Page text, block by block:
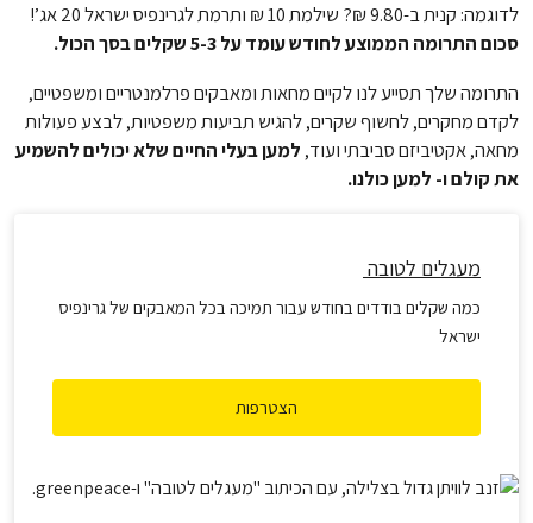
לדוגמה: קנית ב-9.80 ₪? שילמת 10 ₪ ותרמת לגרינפיס ישראל 20 אג’!
סכום התרומה הממוצע לחודש עומד על 5-3 שקלים בסך הכול.
התרומה שלך תסייע לנו לקיים מחאות ומאבקים פרלמנטריים ומשפטיים,
לקדם מחקרים, לחשוף שקרים, להגיש תביעות משפטיות, לבצע פעולות
מחאה, אקטיביזם סביבתי ועוד, למען בעלי החיים שלא יכולים להשמיע
את קולם ו- למען כולנו.
מעגלים לטובה
כמה שקלים בודדים בחודש עבור תמיכה בכל המאבקים של גרינפיס
ישראל
הצטרפות